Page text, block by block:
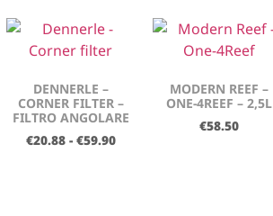
DENNERLE –
CORNER FILTER –
FILTRO ANGOLARE
€20.88 - €59.90
MODERN REEF –
ONE-4REEF – 2,5L
€58.50